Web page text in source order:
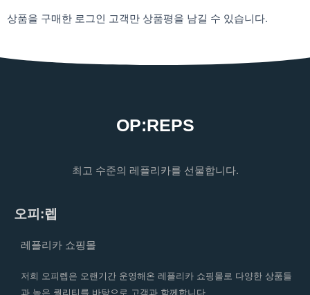
상품을 구매한 로그인 고객만 상품평을 남길 수 있습니다.
OP:REPS
최고 수준의 레플리카를 선물합니다.
오피:렙
레플리카 쇼핑몰
저희 오피렙은 오랜기간 운영해온 레플리카 쇼핑몰로 다양한 상품들
과 높은 퀄리티를 바탕으로 고객과 함께합니다.